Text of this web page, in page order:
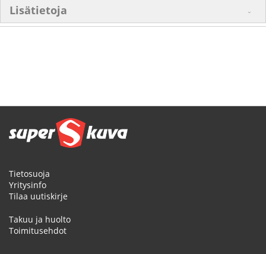
Lisätietoja
Tietosuoja
Yritysinfo
Tilaa uutiskirje
Takuu ja huolto
Toimitusehdot